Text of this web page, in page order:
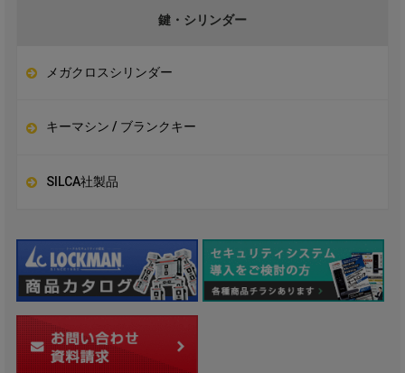
鍵・シリンダー
メガクロスシリンダー
キーマシン / ブランクキー
SILCA社製品